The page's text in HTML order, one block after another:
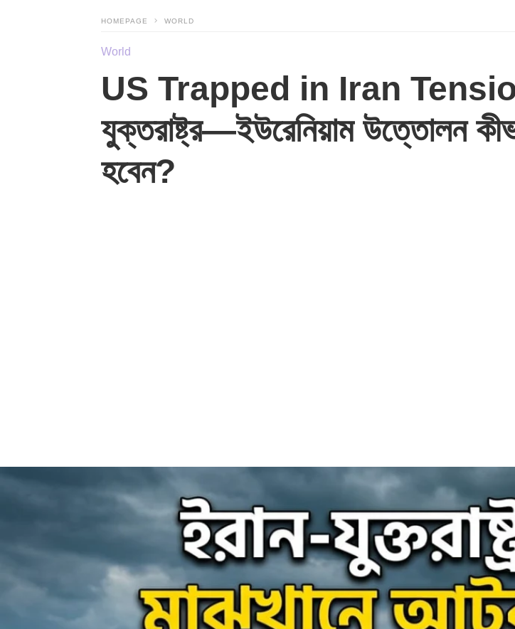
HOMEPAGE WORLD
World
US Trapped in Iran
যুক্তরাষ্ট্র—ইউরেনিয়াম উত্তোলন
হবেন?